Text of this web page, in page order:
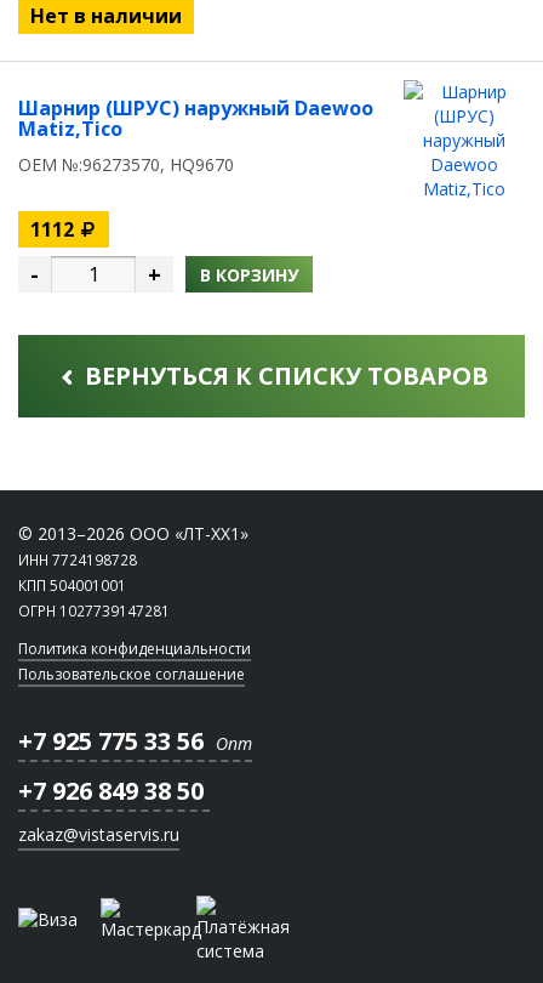
Нет в наличии
Шарнир (ШРУС) наружный Daewoo
Matiz,Tico
OEM №:96273570, HQ9670
1112
- + В КОРЗИНУ
ВЕРНУТЬСЯ К СПИСКУ ТОВАРОВ
© 2013–2026 ООО «ЛТ-ХХ1»
ИНН 7724198728
КПП 504001001
ОГРН 1027739147281
Политика конфиденциальности
Пользовательское соглашение
+7 925 775 33 56 Опт
+7 926 849 38 50
zakaz@vistaservis.ru